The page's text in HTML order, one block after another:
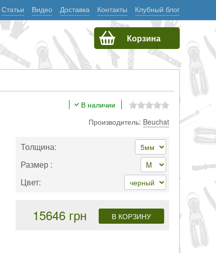
Статьи Видео Доставка Контакты Клубный блог
Корзина
В наличии
Производитель: Beuchat
Толщина:
Размер :
Цвет:
15646 грн